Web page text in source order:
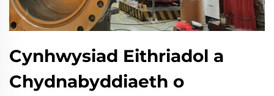
Cynhwysiad Eithriadol a
Chydnabyddiaeth o